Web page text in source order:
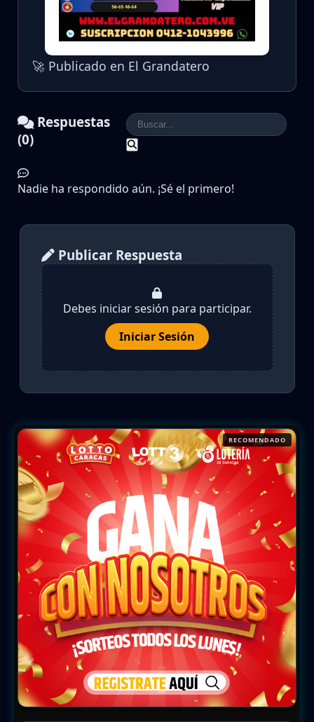
🚀 Publicado en El Grandatero
Respuestas
(0)
Nadie ha respondido aún. ¡Sé el primero!
Publicar Respuesta
Debes iniciar sesión para participar.
Iniciar Sesión
RECOMENDADO